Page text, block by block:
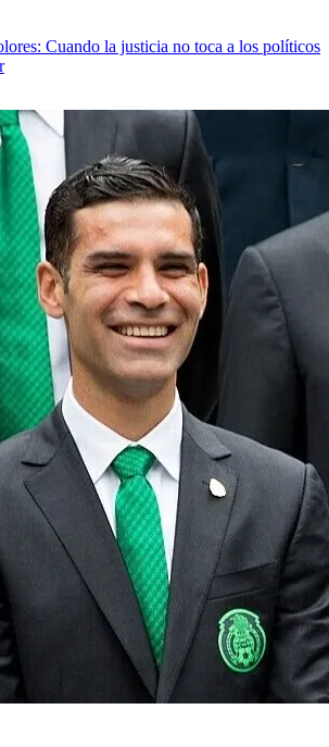
Cuando la justicia no toca a los políticos